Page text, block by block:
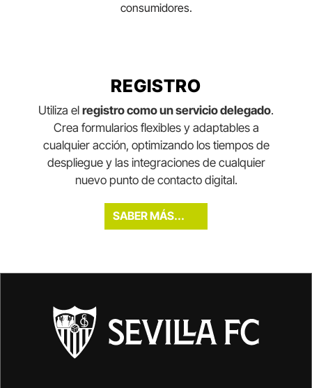
consumidores.
REGISTRO
Utiliza el registro como un servicio delegado.
Crea formularios flexibles y adaptables a
cualquier acción, optimizando los tiempos de
despliegue y las integraciones de cualquier
nuevo punto de contacto digital.
SABER MÁS...